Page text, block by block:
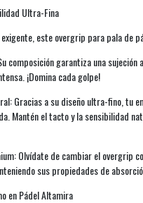
Ultra-Fina
este overgrip para pala de
composición garantiza una
¡Domina cada golpe!
Gracias a su diseño ultra-fino, tu
Mantén el tacto y la sensibilidad
Olvídate de cambiar el overgrip
sus propiedades de
en Pádel Altamira